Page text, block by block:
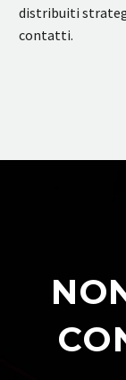
distribuiti
contatti.